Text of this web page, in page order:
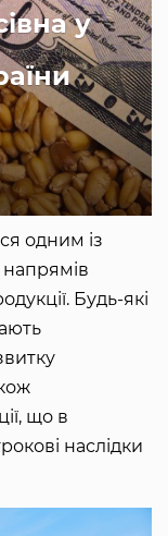
у
одним із
Будь-які
що в
наслідки